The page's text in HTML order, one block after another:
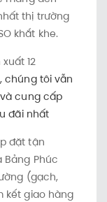
thị trường
khắt khe.
12
chúng tôi vẫn
cung cấp
đãi nhất
đặt tận
Phúc
(gạch,
kết giao hàng